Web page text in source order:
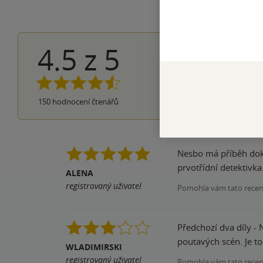
4.5 z 5
150 hodnocení čtenářů
ALENA
registrovaný uživatel
Nesbo má příběh
prvotřídní detektivka.
Pomohla vám tato
WLADIMIRSKI
registrovaný uživatel
Předchozí dva díly -
poutavých scén. Je